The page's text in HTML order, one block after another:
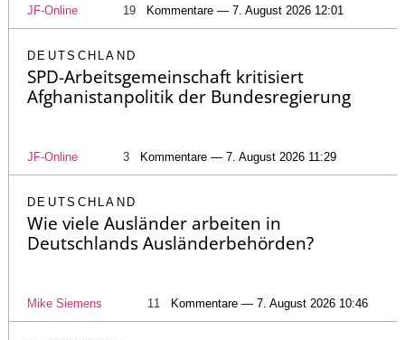
JF-Online 19 Kommentare — 7. August 2026 12:01
DEUTSCHLAND
SPD-Arbeitsgemeinschaft kritisiert
Afghanistanpolitik der Bundesregierung
JF-Online 3 Kommentare — 7. August 2026 11:29
DEUTSCHLAND
Wie viele Ausländer arbeiten in
Deutschlands Ausländerbehörden?
Mike Siemens 11 Kommentare — 7. August 2026 10:46